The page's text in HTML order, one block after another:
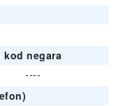
kod negara
----